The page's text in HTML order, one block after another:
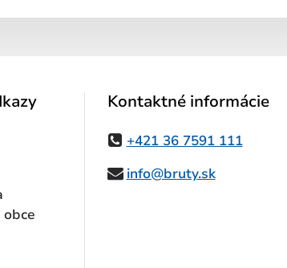
Kontaktné informácie
+421 36 7591 111
info@bruty.sk